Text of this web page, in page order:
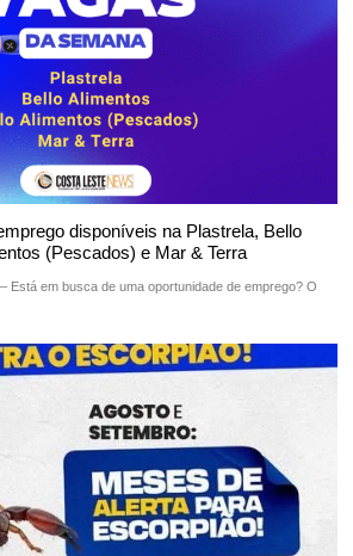
disponíveis na Plastrela, Bello
(Pescados) e Mar & Terra
Está em busca de uma oportunidade de emprego? O